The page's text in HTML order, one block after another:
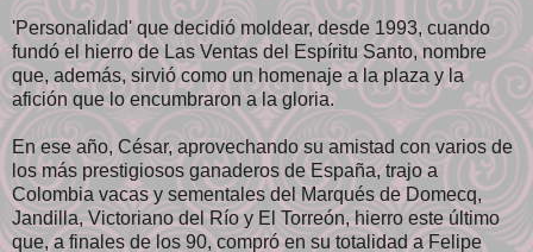
'Personalidad' que decidió moldear, desde 1993, cuando
fundó el hierro de Las Ventas del Espíritu Santo, nombre
que, además, sirvió como un homenaje a la plaza y la
afición que lo encumbraron a la gloria.
En ese año, César, aprovechando su amistad con varios de
los más prestigiosos ganaderos de España, trajo a
Colombia vacas y sementales del Marqués de Domecq,
Jandilla, Victoriano del Río y El Torreón, hierro este último
que, a finales de los 90, compró en su totalidad a Felipe